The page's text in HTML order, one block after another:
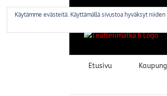
Etusivu
Käytämme evästeitä. Käyttämällä sivustoa hyväksyt